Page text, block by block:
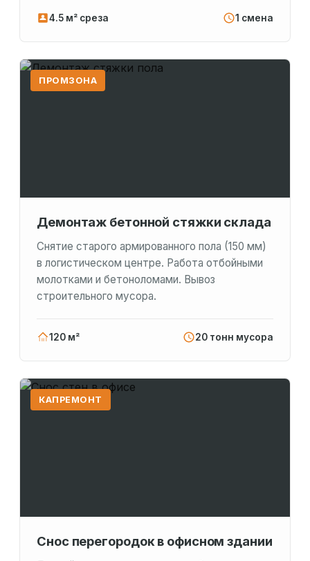
4.5 м² среза 1 смена
ПРОМЗОНА
Демонтаж бетонной стяжки склада
Снятие старого армированного пола (150 мм)
в логистическом центре. Работа отбойными
молотками и бетоноломами. Вывоз
строительного мусора.
120 м² 20 тонн мусора
КАПРЕМОНТ
Снос перегородок в офисном здании